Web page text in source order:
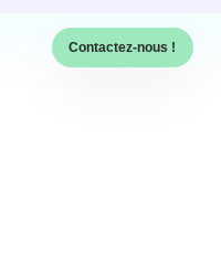
Contactez-nous !